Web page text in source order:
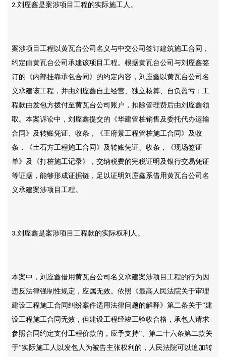
2.刘庢鑫是案涉项目工程的实际施工人。
案涉项目工程以黄瓦台公司名义与中交公司签订建筑施工合同，
约定由黄瓦台公司承建该项目工程。根据黄瓦台公司与刘庢鑫签
订的《内部挂靠承包合同》的约定内容，刘庢鑫以黄瓦台公司名
义承建该工程，并由刘庢鑫自主经营、独立核算、自负盈亏；工
程款由发包方拨付至黄瓦台公司账户，扣除管理费后由刘庢鑫领
取。本案诉讼中，刘庢鑫提交的《华建管桩销售及委托代办运输
合同》及转账凭证、收条，《王府景工程管桩施工合同》及收
条，《土石方工程施工合同》及转账凭证、收条，《现场签证
单》及《打桩施工记录》，交纳税费的完税证明及银行交易凭证
等证据，能够形成证据链，足以证明刘庢鑫系借用黄瓦台公司名
义承建案涉项目工程。
3.刘庢鑫是案涉项目工程款的实际权利人。
本案中，刘庢鑫借用黄瓦台公司名义承建案涉项目工程的行为因
违反法律强制性规定，应属无效。依照《最高人民法院关于审理
建设工程施工合同纠纷案件适用法律问题的解释》第二条关于“建
设工程施工合同无效，但建设工程经竣工验收合格，承包人请求
参照合同约定支付工程价款的，应予支持”、第二十六条第二款关
于“实际施工人以发包人为被告主张权利的，人民法院可以追加转